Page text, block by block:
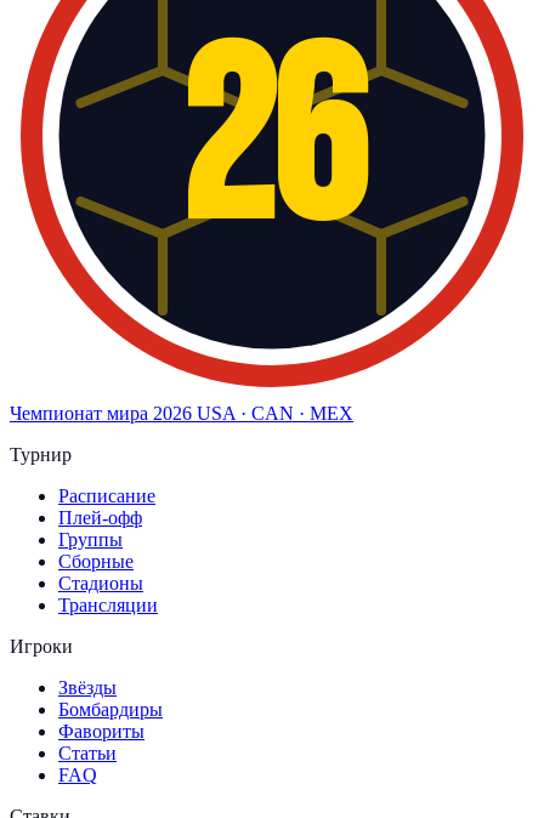
26
Чемпионат мира 2026 USA · CAN · MEX
Турнир
Расписание
Плей-офф
Группы
Сборные
Стадионы
Трансляции
Игроки
Звёзды
Бомбардиры
Фавориты
Статьи
FAQ